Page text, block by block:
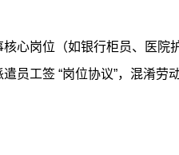
岗位（如银行柜员、医院护
工签 “岗位协议”，混淆劳